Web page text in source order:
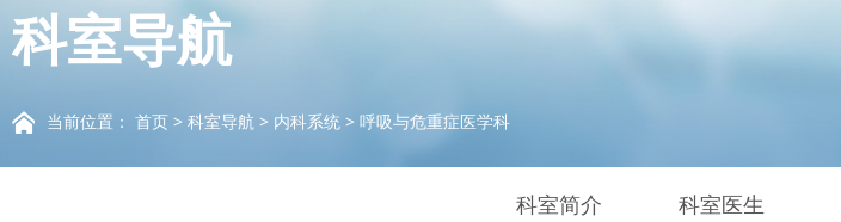
科室导航
当前位置： 首页 > 科室导航 > 内科系统 > 呼吸与危重症医学科
科室简介 科室医生